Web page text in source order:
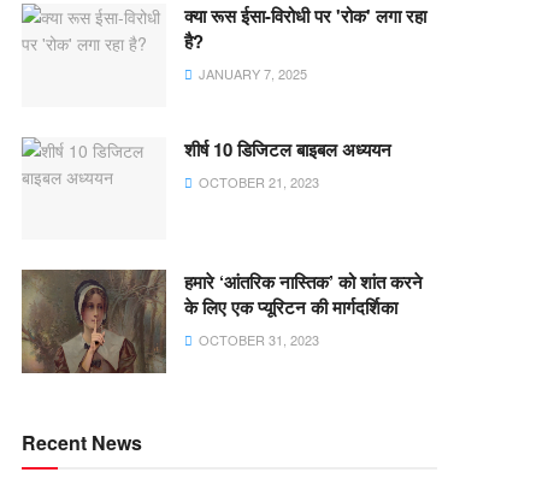
क्या रूस ईसा-विरोधी पर 'रोक' लगा रहा
है?
JANUARY 7, 2025
शीर्ष 10 डिजिटल बाइबल अध्ययन
OCTOBER 21, 2023
हमारे ‘आंतरिक नास्तिक’ को शांत करने
के लिए एक प्यूरिटन की मार्गदर्शिका
OCTOBER 31, 2023
Recent News